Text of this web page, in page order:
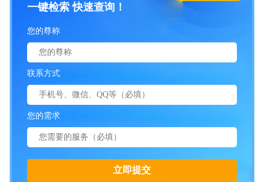
一键检索 快速查询！
您的尊称
联系方式
您的需求